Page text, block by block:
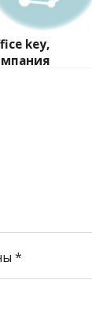
key,
*